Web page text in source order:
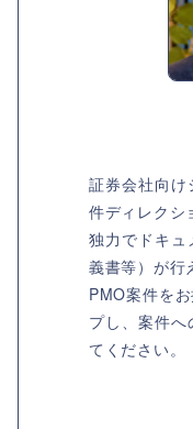
証券会社向け
件ディレクシ
独力でドキュ
義書等）が行
PMO案件を
プし、案件
てください。